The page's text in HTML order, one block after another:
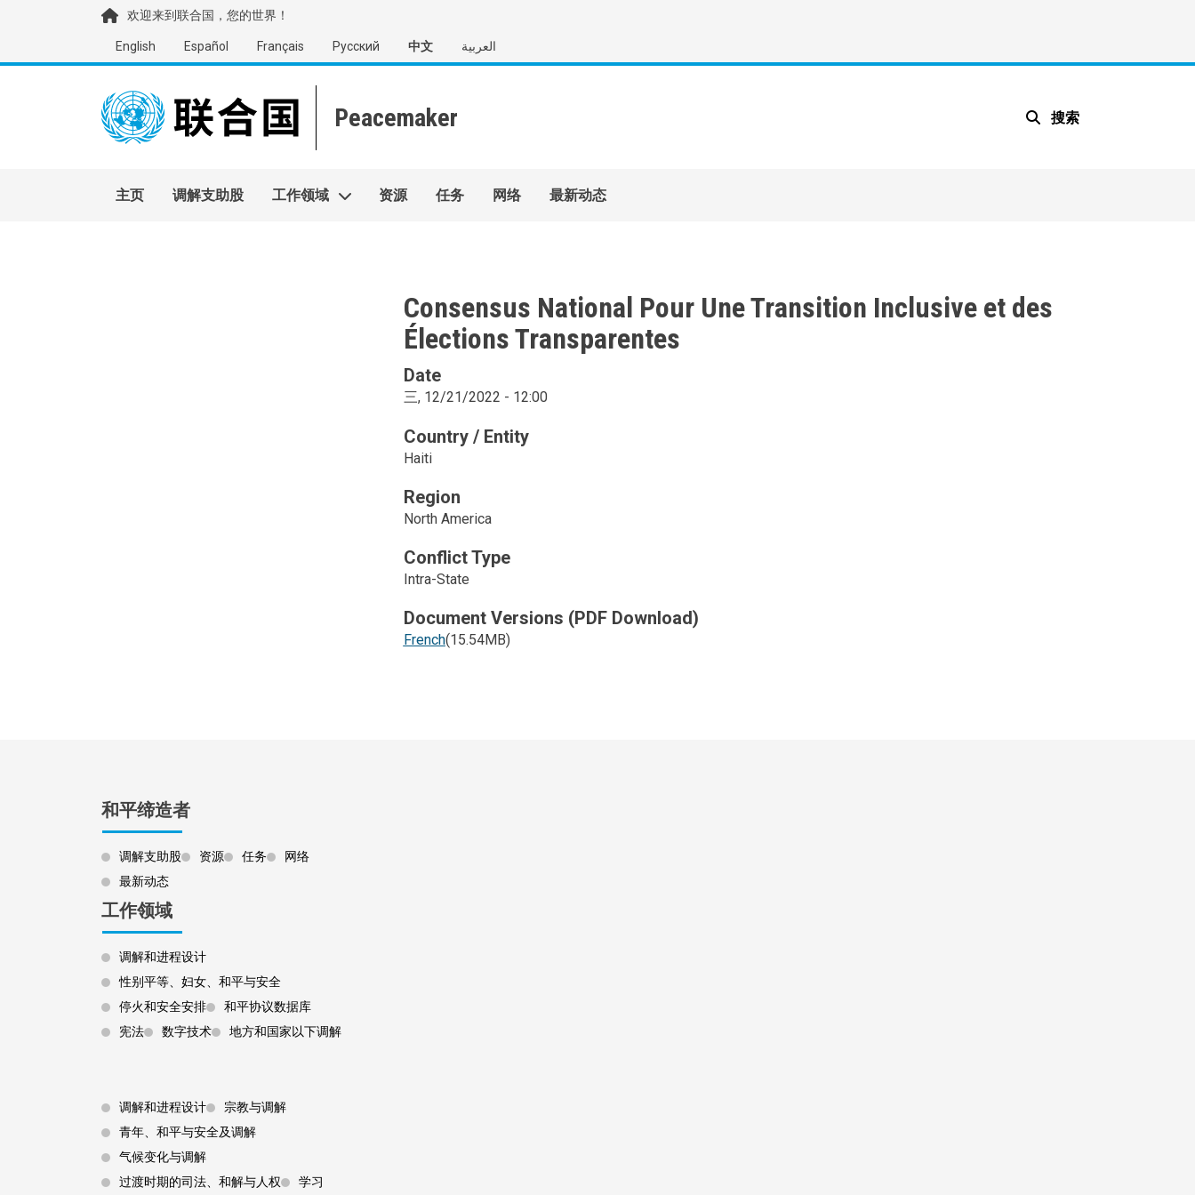
欢迎来到联合国，您的世界！
English Español Français Русский 中文 العربية
搜索
Main navigation
主页 调解支助股 工作领域 资源 任务 网络 最新动态
Consensus National Pour Une Transition Inclusive et des
Élections Transparentes
Date
三, 12/21/2022 - 12:00
Country / Entity
Haiti
Region
North America
Conflict Type
Intra-State
Document Versions (PDF Download)
French(15.54MB)
和平缔造者
调解支助股 资源 任务
网络
最新动态
工作领域
调解和进程设计
性别平等、妇女、和平与安全
停火和安全安排
和平协议数据库
宪法
数字技术 地方和国家以下调解
Footer 3
调解和进程设计
宗教与调解
青年、和平与安全及调解
气候变化与调解
过渡时期的司法、和解与人权
学习